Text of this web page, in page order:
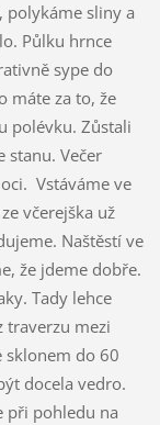
polykáme sliny a
Půlku hrnce
sype do
máte za to, že
polévku. Zůstali
stanu. Večer
Vstáváme ve
včerejška už
Naštěstí ve
že jdeme dobře.
Tady lehce
traverzu mezi
sklonem do 60
docela vedro.
při pohledu na